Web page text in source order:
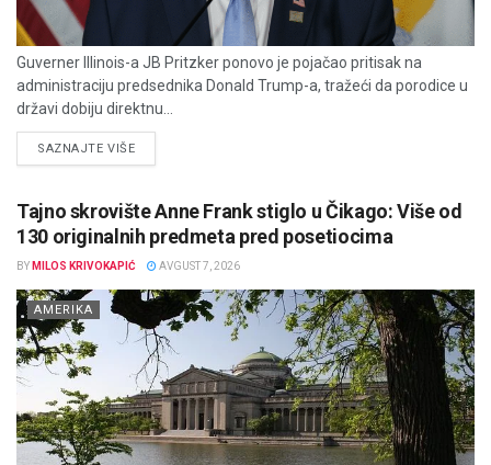
Guverner Illinois-a JB Pritzker ponovo je pojačao pritisak na
administraciju predsednika Donald Trump-a, tražeći da porodice u
državi dobiju direktnu...
SAZNAJTE VIŠEDETAILS
Tajno skrovište Anne Frank stiglo u Čikago: Više od
130 originalnih predmeta pred posetiocima
BY MILOS KRIVOKAPIĆ AVGUST 7, 2026
AMERIKA